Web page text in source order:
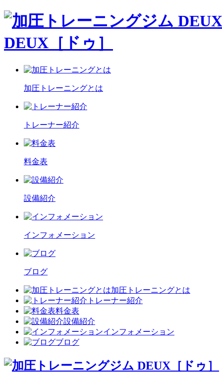
DEUX［ドゥ］
加圧トレーニングとは
トレーナー紹介
料金表
設備紹介
インフォメーション
ブログ
加圧トレーニングとは
トレーナー紹介
料金表
設備紹介
インフォメーション
ブログ